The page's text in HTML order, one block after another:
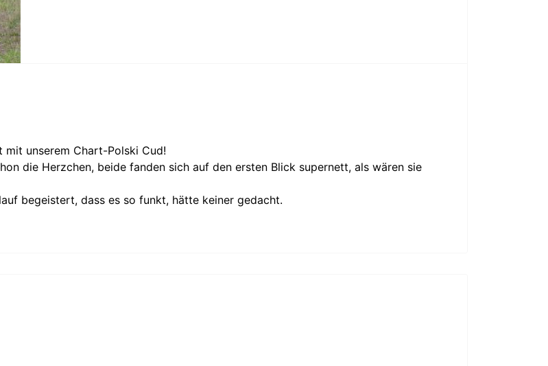
unserem Chart-Polski Cud!
die Herzchen, beide fanden sich auf den ersten Blick supernett, als wären sie
begeistert, dass es so funkt, hätte keiner gedacht.